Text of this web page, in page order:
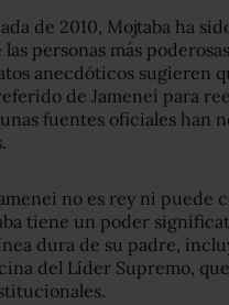
de 2010, Mojtaba ha
personas más
anecdóticos sugieren
de Jameneí para
fuentes oficiales han
no es rey ni puede
tiene un poder
dura de su padre,
del Líder Supremo,